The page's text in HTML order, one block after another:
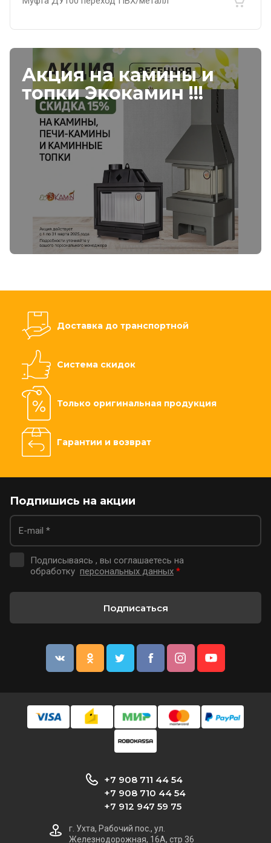
Акция на камины и
топки Экокамин !!!
Доставка до транспортной
Система скидок
Только оригинальная продукция
Гарантии и возврат
Подпишись на акции
Подписываясь , вы соглашаетесь на
обработку персональных данных *
Подписаться
+7 908 711 44 54
+7 908 710 44 54
+7 912 947 59 75
г. Ухта, Рабочий пос., ул.
Железнодорожная, 16А, стр 36